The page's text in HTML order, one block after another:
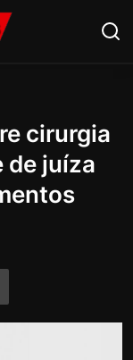
cirurgia
de juíza